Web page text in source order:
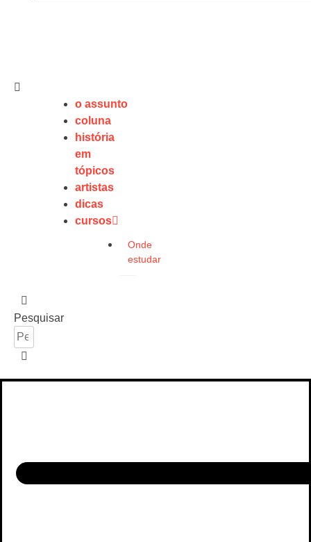
o assunto
coluna
história
em
tópicos
artistas
dicas
cursos
Onde
estudar
Pesquisar